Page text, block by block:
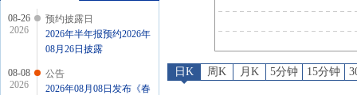
08-26
2026
预约披露日
2026年半年报预约2026年
08月26日披露
08-08
2026
公告
2026年08月08日发布《春
日K 周K 月K 5分钟 15分钟